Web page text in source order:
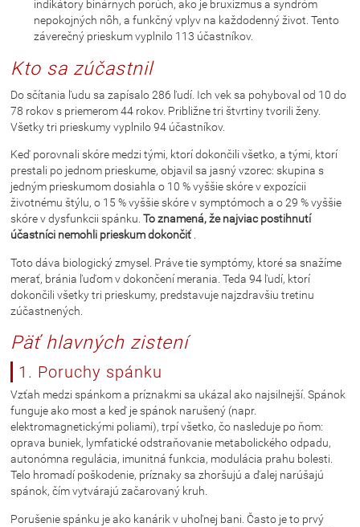
indikátory binárnych porúch, ako je bruxizmus a syndróm
nepokojných nôh, a funkčný vplyv na každodenný život. Tento
záverečný prieskum vyplnilo 113 účastníkov.
Kto sa zúčastnil
Do sčítania ľudu sa zapísalo 286 ľudí. Ich vek sa pohyboval od 10 do
78 rokov s priemerom 44 rokov. Približne tri štvrtiny tvorili ženy.
Všetky tri prieskumy vyplnilo 94 účastníkov.
Keď porovnali skóre medzi tými, ktorí dokončili všetko, a tými, ktorí
prestali po jednom prieskume, objavil sa jasný vzorec: skupina s
jedným prieskumom dosiahla o 10 % vyššie skóre v expozícii
životnému štýlu, o 15 % vyššie skóre v symptómoch a o 29 % vyššie
skóre v dysfunkcii spánku.To znamená, že najviac postihnutí
účastníci nemohli prieskum dokončiť .
Toto dáva biologický zmysel. Práve tie symptómy, ktoré sa snažíme
merať, bránia ľuďom v dokončení merania. Teda 94 ľudí, ktorí
dokončili všetky tri prieskumy, predstavuje najzdravšiu tretinu
zúčastnených.
Päť hlavných zistení
1. Poruchy spánku
Vzťah medzi spánkom a príznakmi sa ukázal ako najsilnejší. Spánok
funguje ako most a keď je spánok narušený (napr.
elektromagnetickými poliami), trpí všetko, čo nasleduje po ňom:
oprava buniek, lymfatické odstraňovanie metabolického odpadu,
autonómna regulácia, imunitná funkcia, modulácia prahu bolesti.
Telo hromadí poškodenie, príznaky sa zhoršujú a ďalej narúšajú
spánok, čím vytvárajú začarovaný kruh.
Porušenie spánku je ako kanárik v uhoľnej bani. Často je to prvý